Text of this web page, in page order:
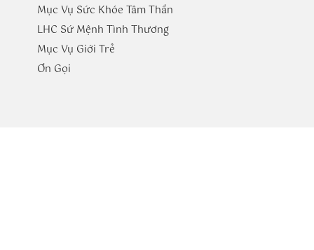
Mục Vụ Sức Khóe Tâm Thần
LHC Sứ Mệnh Tình Thương
Mục Vụ Giới Trẻ
​Ơn Gọi